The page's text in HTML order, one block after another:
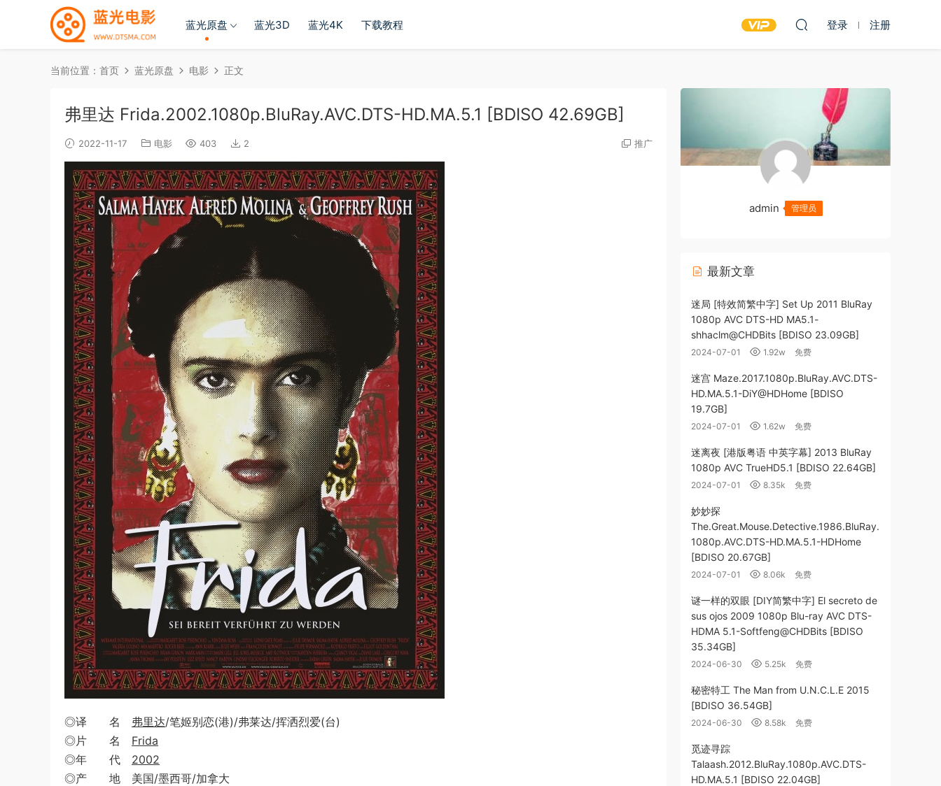
蓝光原盘 蓝光3D 蓝光4K 下载教程 登录 注册
当前位置： 首页 蓝光原盘 电影 正文
弗里达 Frida.2002.1080p.BluRay.AVC.DTS-HD.MA.5.1 [BDISO 42.69GB]
2022-11-17 电影 403 2 推广
◎译 名 弗里达/笔姬别恋(港)/弗莱达/挥洒烈爱(台)
◎片 名 Frida
◎年 代 2002
◎产 地 美国/墨西哥/加拿大
admin 管理员
最新文章
迷局 [特效简繁中字] Set Up 2011 BluRay
1080p AVC DTS-HD MA5.1-
shhaclm@CHDBits [BDISO 23.09GB]
2024-07-01 1.92w 免费
迷宫 Maze.2017.1080p.BluRay.AVC.DTS-
HD.MA.5.1-DiY@HDHome [BDISO
19.7GB]
2024-07-01 1.62w 免费
迷离夜 [港版粤语 中英字幕] 2013 BluRay
1080p AVC TrueHD5.1 [BDISO 22.64GB]
2024-07-01 8.35k 免费
妙妙探
The.Great.Mouse.Detective.1986.BluRay.
1080p.AVC.DTS-HD.MA.5.1-HDHome
[BDISO 20.67GB]
2024-07-01 8.06k 免费
谜一样的双眼 [DIY简繁中字] El secreto de
sus ojos 2009 1080p Blu-ray AVC DTS-
HDMA 5.1-Softfeng@CHDBits [BDISO
35.34GB]
2024-06-30 5.25k 免费
秘密特工 The Man from U.N.C.L.E 2015
[BDISO 36.54GB]
2024-06-30 8.58k 免费
觅迹寻踪
Talaash.2012.BluRay.1080p.AVC.DTS-
HD.MA.5.1 [BDISO 22.04GB]